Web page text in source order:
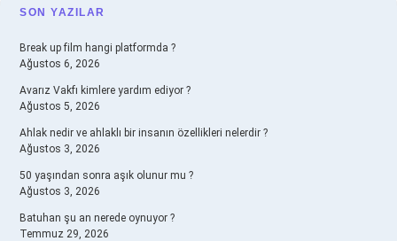
SIDEBAR
SON YAZILAR
Break up film hangi platformda ?
Ağustos 6, 2026
Avarız Vakfı kimlere yardım ediyor ?
Ağustos 5, 2026
Ahlak nedir ve ahlaklı bir insanın özellikleri nelerdir ?
Ağustos 3, 2026
50 yaşından sonra aşık olunur mu ?
Ağustos 3, 2026
Batuhan şu an nerede oynuyor ?
Temmuz 29, 2026